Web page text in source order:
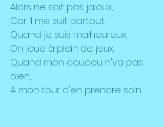
Alors ne soit pas jaloux,
Car il me suit partout.
Quand je suis malheureux,
On joue à plein de jeux.
Quand mon doudou n'va pas
bien,
A mon tour d'en prendre soin.